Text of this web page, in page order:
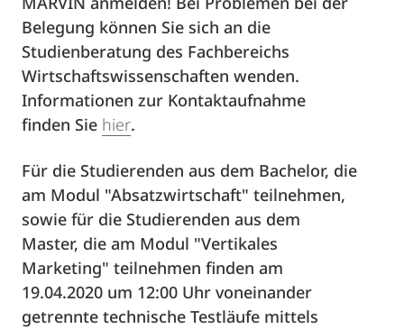
Belegung können Sie sich an die
Studienberatung des Fachbereichs
Wirtschaftswissenschaften wenden.
Informationen zur Kontaktaufnahme
finden Sie hier.
Für die Studierenden aus dem Bachelor, die
am Modul "Absatzwirtschaft" teilnehmen,
sowie für die Studierenden aus dem
Master, die am Modul "Vertikales
Marketing" teilnehmen finden am
19.04.2020 um 12:00 Uhr voneinander
getrennte technische Testläufe mittels